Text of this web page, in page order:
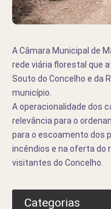
A Câmara Municipal de
rede viária florestal que
Souto do Concelho e da
município.
A operacionalidade dos
relevância para o
para o escoamento dos
incêndios e na oferta do
visitantes do Concelho.
Categorias